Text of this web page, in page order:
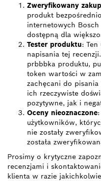
Zweryfikowany zakup
produkt
internetowych Bosch
dostępną dla
Tester produktu:
napisania tej
prbbbka produktu,
token wartości w
zachęcani do
ich rzeczywiste
pozytywne, jak i
Oceny nieoznaczone
użytkowników,
nie zostały
została
Prosimy o krytyczne
recenzjami i
klienta w razie